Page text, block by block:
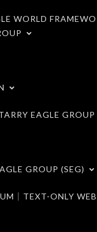
WORLD
EAGLE GROUP
GROUP (SEG)
｜TEXT-ONLY